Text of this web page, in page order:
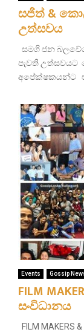
සජිත් &
උත්සවය
සමගි ජන
පැවති
අපේක්ෂකයන්ට
Events Gossip
FILM
සංවිධානය
FILM MAKERS